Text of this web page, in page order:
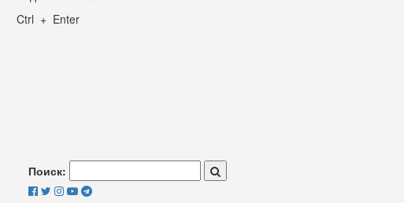
Ctrl + Enter
Поиск: